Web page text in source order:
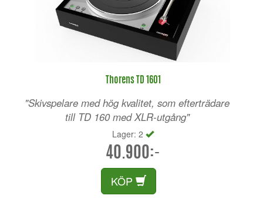
Thorens TD 1601
"Skivspelare med hög kvalitet, som efterträdare
till TD 160 med XLR-utgång"
Lager: 2
40.900:-
KÖP